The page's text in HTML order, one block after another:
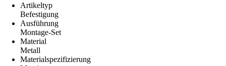
Artikeltyp
Befestigung
Ausführung
Montage-Set
Material
Metall
Materialspezifizierung